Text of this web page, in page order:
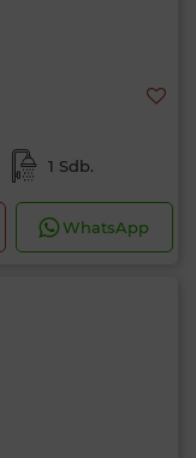
1 Sdb.
WhatsApp